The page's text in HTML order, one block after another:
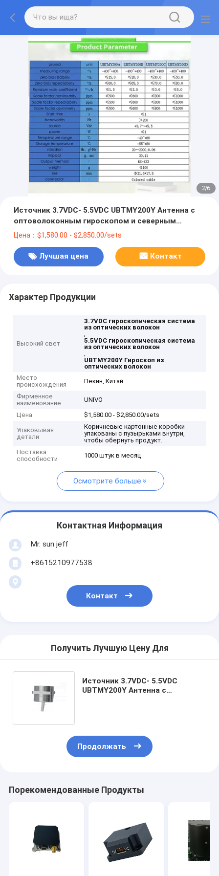
2/6
Источник 3.7VDC- 5.5VDC UBTMY200Y Антенна с
оптоволоконным гироскопом и северным
поисковиком
Цена：$1,580.00 - $2,850.00/sets
Лучшая цена Контакт
Характер Продукции
Высокий свет
3.7VDC гироскопическая система
из оптических волокон
,
5.5VDC гироскопическая система
из оптических волокон
,
UBTMY200Y Гироскоп из
оптических волокон
Место
происхождения
Пекин, Китай
Фирменное
наименование
UNIVO
Цена $1,580.00 - $2,850.00/sets
Упаковывая
детали
Коричневые картонные коробки
упакованы с пузырьками внутри,
чтобы обернуть продукт.
Поставка
способности
1000 штук в месяц
Осмотрите больше
Контактная Информация
Mr. sun jeff
+8615210977538
Контакт
Получить Лучшую Цену Для
Источник 3.7VDC- 5.5VDC
UBTMY200Y Антенна с
Продолжать
Порекомендованные Продукты